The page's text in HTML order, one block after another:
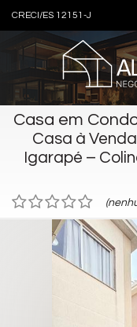
CRECI/ES 12151-J
Casa em
Casa à
Igarapé –